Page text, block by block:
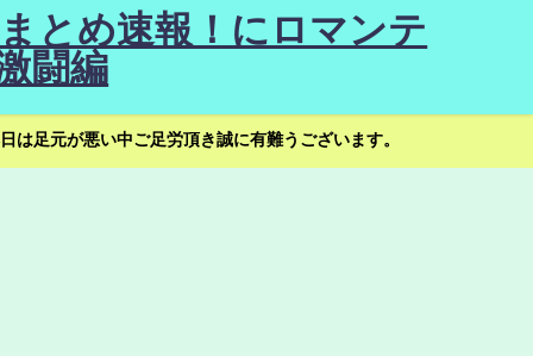
とめ速報！にロマンテ
闘編
足元が悪い中ご足労頂き誠に有難うございます。